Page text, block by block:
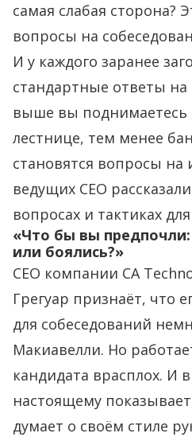
самая слабая сторона?
вопросы на
И у каждого заранее
стандартные ответы
выше вы поднимаетесь
лестнице, тем менее
становятся вопросы на
ведущих CEO
вопросах и тактиках
«Что бы вы
или боялись?»
CEO компании CA
Грегуар признаёт, что
для собеседований
Макиавелли. Но
кандидата врасплох. И
настоящему
думает о своём стиле